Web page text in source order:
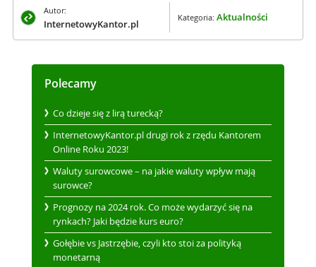
Autor:
InternetowyKantor.pl
Kategoria: Aktualności
Polecamy
Co dzieje się z lirą turecką?
InternetowyKantor.pl drugi rok z rzędu Kantorem
Online Roku 2023!
Waluty surowcowe – na jakie waluty wpływ mają
surowce?
Prognozy na 2024 rok. Co może wydarzyć się na
rynkach? Jaki będzie kurs euro?
Gołębie vs Jastrzębie, czyli kto stoi za polityką
monetarną